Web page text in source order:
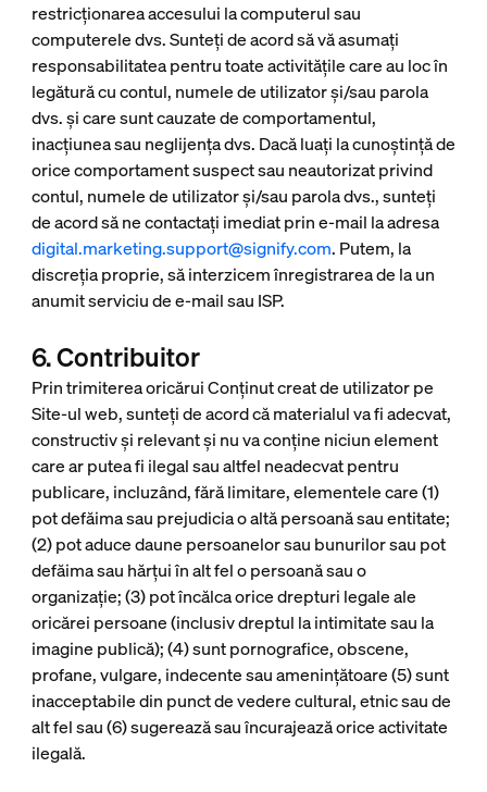
restricționarea accesului la computerul sau
computerele dvs. Sunteți de acord să vă asumați
responsabilitatea pentru toate activitățile care au loc în
legătură cu contul, numele de utilizator și/sau parola
dvs. și care sunt cauzate de comportamentul,
inacțiunea sau neglijența dvs. Dacă luați la cunoștință de
orice comportament suspect sau neautorizat privind
contul, numele de utilizator și/sau parola dvs., sunteți
de acord să ne contactați imediat prin e-mail la adresa
digital.marketing.support@signify.com. Putem, la
discreția proprie, să interzicem înregistrarea de la un
anumit serviciu de e-mail sau ISP.
6. Contribuitor
Prin trimiterea oricărui Conținut creat de utilizator pe
Site-ul web, sunteți de acord că materialul va fi adecvat,
constructiv și relevant și nu va conține niciun element
care ar putea fi ilegal sau altfel neadecvat pentru
publicare, incluzând, fără limitare, elementele care (1)
pot defăima sau prejudicia o altă persoană sau entitate;
(2) pot aduce daune persoanelor sau bunurilor sau pot
defăima sau hărțui în alt fel o persoană sau o
organizație; (3) pot încălca orice drepturi legale ale
oricărei persoane (inclusiv dreptul la intimitate sau la
imagine publică); (4) sunt pornografice, obscene,
profane, vulgare, indecente sau amenințătoare (5) sunt
inacceptabile din punct de vedere cultural, etnic sau de
alt fel sau (6) sugerează sau încurajează orice activitate
ilegală.